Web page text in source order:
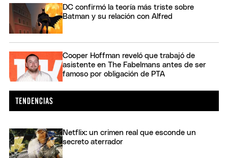
DC confirmó la teoría más triste sobre
Batman y su relación con Alfred
Cooper Hoffman reveló que trabajó de
asistente en The Fabelmans antes de ser
famoso por obligación de PTA
Netflix: un crimen real que esconde un
secreto aterrador